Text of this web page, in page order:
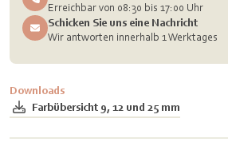
Erreichbar von 08:30 bis 17:00 Uhr
Schicken Sie uns eine Nachricht
Wir antworten innerhalb 1 Werktages
Downloads
Farbübersicht 9, 12 und 25 mm